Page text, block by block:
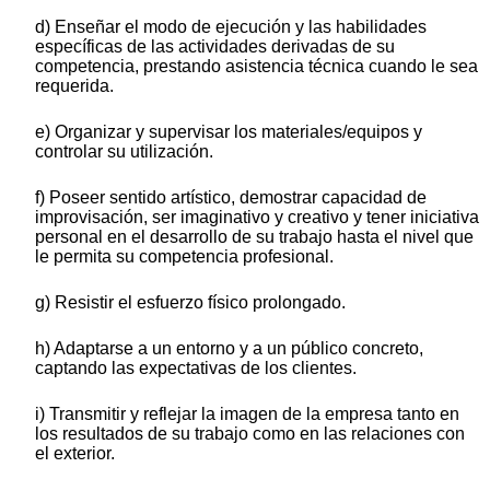
d) Enseñar el modo de ejecución y las habilidades
específicas de las actividades derivadas de su
competencia, prestando asistencia técnica cuando le sea
requerida.
e) Organizar y supervisar los materiales/equipos y
controlar su utilización.
f) Poseer sentido artístico, demostrar capacidad de
improvisación, ser imaginativo y creativo y tener iniciativa
personal en el desarrollo de su trabajo hasta el nivel que
le permita su competencia profesional.
g) Resistir el esfuerzo físico prolongado.
h) Adaptarse a un entorno y a un público concreto,
captando las expectativas de los clientes.
i) Transmitir y reflejar la imagen de la empresa tanto en
los resultados de su trabajo como en las relaciones con
el exterior.